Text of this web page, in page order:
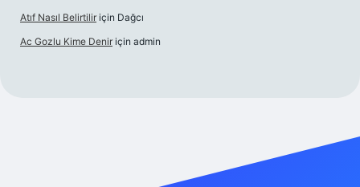
Atıf Nasıl Belirtilir için Dağcı
Ac Gozlu Kime Denir için admin